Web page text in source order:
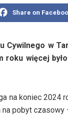
Share on
Cywilnego w
roku więcej
na koniec 2024
na pobyt czasowy